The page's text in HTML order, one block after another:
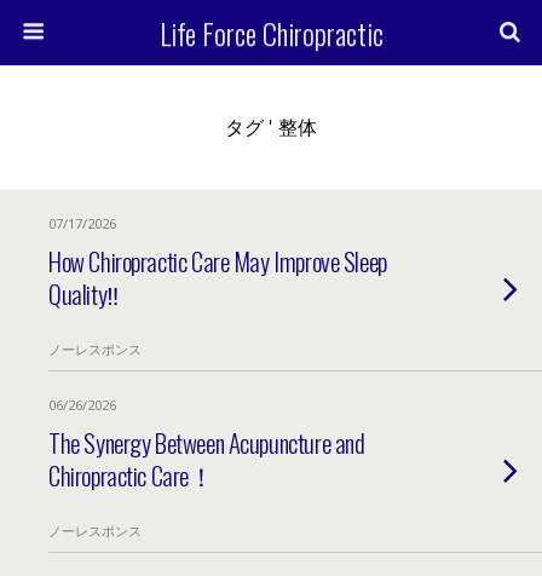
Life Force Chiropractic
タグ ' 整体
07/17/2026
How Chiropractic Care May Improve Sleep
Quality‼︎
ノーレスポンス
06/26/2026
The Synergy Between Acupuncture and
Chiropractic Care！
ノーレスポンス